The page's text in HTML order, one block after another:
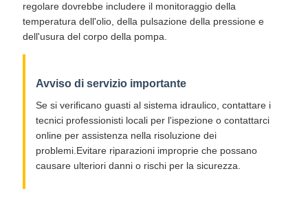
regolare dovrebbe includere il monitoraggio della
temperatura dell'olio, della pulsazione della pressione e
dell'usura del corpo della pompa.
Avviso di servizio importante
Se si verificano guasti al sistema idraulico, contattare i
tecnici professionisti locali per l'ispezione o contattarci
online per assistenza nella risoluzione dei
problemi.Evitare riparazioni improprie che possano
causare ulteriori danni o rischi per la sicurezza.